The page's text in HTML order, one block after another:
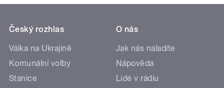
Český rozhlas
Válka na Ukrajině
Komunální volby
Stanice
O nás
Jak nás naladíte
Nápověda
Lidé v rádiu